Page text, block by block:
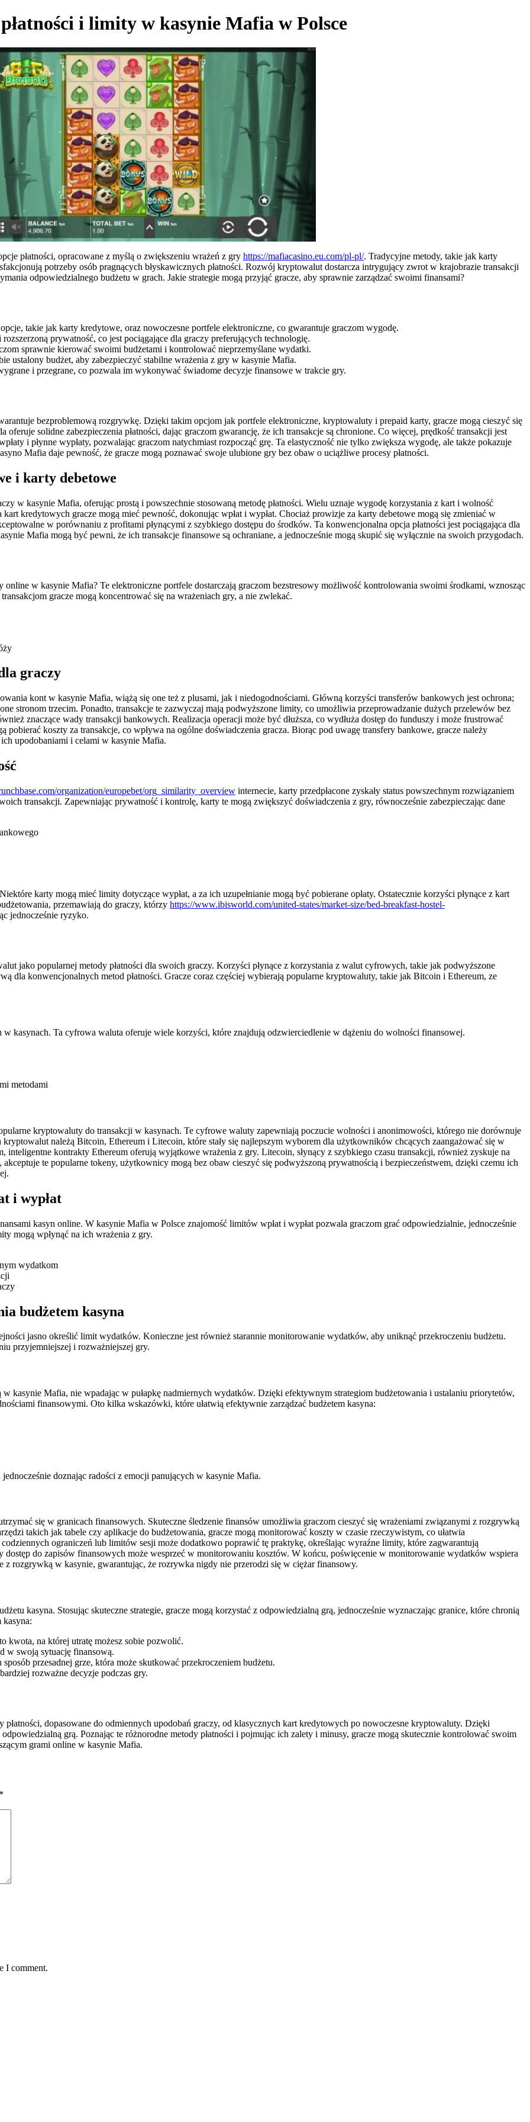
i limity w kasynie Mafia w Polsce
płatności, opracowane z myślą o zwiększeniu wrażeń z gry https://mafiacasino.eu.com/pl-pl/. Tradycyjne metody, takie jak karty
potrzeby osób pragnących błyskawicznych płatności. Rozwój kryptowalut dostarcza intrygujący zwrot w krajobrazie transakcji
odpowiedzialnego budżetu w grach. Jakie strategie mogą przyjąć gracze, aby sprawnie zarządzać swoimi finansami?
takie jak karty kredytowe, oraz nowoczesne portfele elektroniczne, co gwarantuje graczom wygodę.
prywatność, co jest pociągające dla graczy preferujących technologię.
sprawnie kierować swoimi budżetami i kontrolować nieprzemyślane wydatki.
ustalony budżet, aby zabezpieczyć stabilne wrażenia z gry w kasynie Mafia.
i przegrane, co pozwala im wykonywać świadome decyzje finansowe w trakcie gry.
bezproblemową rozgrywkę. Dzięki takim opcjom jak portfele elektroniczne, kryptowaluty i prepaid karty, gracze mogą cieszyć się
solidne zabezpieczenia płatności, dając graczom gwarancję, że ich transakcje są chronione. Co więcej, prędkość transakcji jest
i płynne wypłaty, pozwalając graczom natychmiast rozpocząć grę. Ta elastyczność nie tylko zwiększa wygodę, ale także pokazuje
Mafia daje pewność, że gracze mogą poznawać swoje ulubione gry bez obaw o uciążliwe procesy płatności.
i karty debetowe
w kasynie Mafia, oferując prostą i powszechnie stosowaną metodę płatności. Wielu uznaje wygodę korzystania z kart i wolność
kredytowych gracze mogą mieć pewność, dokonując wpłat i wypłat. Chociaż prowizje za karty debetowe mogą się zmieniać w
w porównaniu z profitami płynącymi z szybkiego dostępu do środków. Ta konwencjonalna opcja płatności jest pociągająca dla
Mafia mogą być pewni, że ich transakcje finansowe są ochraniane, a jednocześnie mogą skupić się wyłącznie na swoich przygodach.
w kasynie Mafia? Te elektroniczne portfele dostarczają graczom bezstresowy możliwość kontrolowania swoimi środkami, wznosząc
gracze mogą koncentrować się na wrażeniach gry, a nie zwlekać.
graczy
kont w kasynie Mafia, wiążą się one też z plusami, jak i niedogodnościami. Główną korzyści transferów bankowych jest ochrona;
stronom trzecim. Ponadto, transakcje te zazwyczaj mają podwyższone limity, co umożliwia przeprowadzanie dużych przelewów bez
znaczące wady transakcji bankowych. Realizacja operacji może być dłuższa, co wydłuża dostęp do funduszy i może frustrować
koszty za transakcje, co wpływa na ogólne doświadczenia gracza. Biorąc pod uwagę transfery bankowe, gracze należy
upodobaniami i celami w kasynie Mafia.
organization/europebet/org_similarity_overview internecie, karty przedpłacone zyskały status powszechnym rozwiązaniem
transakcji. Zapewniając prywatność i kontrolę, karty te mogą zwiększyć doświadczenia z gry, równocześnie zabezpieczając dane
karty mogą mieć limity dotyczące wypłat, a za ich uzupełnianie mogą być pobierane opłaty. Ostatecznie korzyści płynące z kart
przemawiają do graczy, którzy https://www.ibisworld.com/united-states/market-size/bed-breakfast-hostel-
jednocześnie ryzyko.
jako popularnej metody płatności dla swoich graczy. Korzyści płynące z korzystania z walut cyfrowych, takie jak podwyższone
dla konwencjonalnych metod płatności. Gracze coraz częściej wybierają popularne kryptowaluty, takie jak Bitcoin i Ethereum, ze
kasynach. Ta cyfrowa waluta oferuje wiele korzyści, które znajdują odzwierciedlenie w dążeniu do wolności finansowej.
metodami
kryptowaluty do transakcji w kasynach. Te cyfrowe waluty zapewniają poczucie wolności i anonimowości, którego nie dorównuje
należą Bitcoin, Ethereum i Litecoin, które stały się najlepszym wyborem dla użytkowników chcących zaangażować się w
kontrakty Ethereum oferują wyjątkowe wrażenia z gry. Litecoin, słynący z szybkiego czasu transakcji, również zyskuje na
te popularne tokeny, użytkownicy mogą bez obaw cieszyć się podwyższoną prywatnością i bezpieczeństwem, dzięki czemu ich
i wypłat
kasyn online. W kasynie Mafia w Polsce znajomość limitów wpłat i wypłat pozwala graczom grać odpowiedzialnie, jednocześnie
mogą wpłynąć na ich wrażenia z gry.
wydatkom
budżetem kasyna
jasno określić limit wydatków. Konieczne jest również starannie monitorowanie wydatków, aby uniknąć przekroczeniu budżetu.
przyjemniejszej i rozważniejszej gry.
kasynie Mafia, nie wpadając w pułapkę nadmiernych wydatków. Dzięki efektywnym strategiom budżetowania i ustalaniu priorytetów,
finansowymi. Oto kilka wskazówki, które ułatwią efektywnie zarządzać budżetem kasyna:
doznając radości z emocji panujących w kasynie Mafia.
się w granicach finansowych. Skuteczne śledzenie finansów umożliwia graczom cieszyć się wrażeniami związanymi z rozgrywką
takich jak tabele czy aplikacje do budżetowania, gracze mogą monitorować koszty w czasie rzeczywistym, co ułatwia
ograniczeń lub limitów sesji może dodatkowo poprawić tę praktykę, określając wyraźne limity, które zagwarantują
dostęp do zapisów finansowych może wesprzeć w monitorowaniu kosztów. W końcu, poświęcenie w monitorowanie wydatków wspiera
rozgrywką w kasynie, gwarantując, że rozrywka nigdy nie przerodzi się w ciężar finansowy.
kasyna. Stosując skuteczne strategie, gracze mogą korzystać z odpowiedzialną grą, jednocześnie wyznaczając granice, które chronią
kasyna:
kwota, na której utratę możesz sobie pozwolić.
w swoją sytuację finansową.
przesadnej grze, która może skutkować przekroczeniem budżetu.
rozważne decyzje podczas gry.
dopasowane do odmiennych upodobań graczy, od klasycznych kart kredytowych po nowoczesne kryptowaluty. Dzięki
grą. Poznając te różnorodne metody płatności i pojmując ich zalety i minusy, gracze mogą skutecznie kontrolować swoim
grami online w kasynie Mafia.
*
I comment.